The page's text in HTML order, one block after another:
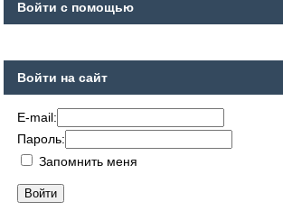
Войти с помощью
Войти на сайт
E-mail:
Пароль:
Запомнить меня